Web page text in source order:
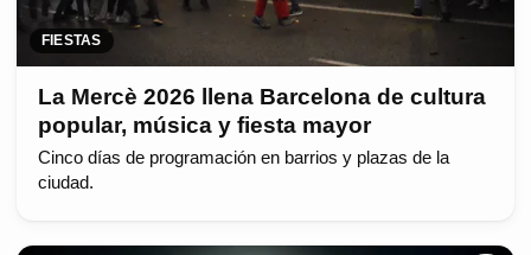
FIESTAS
La Mercè 2026 llena Barcelona de cultura
popular, música y fiesta mayor
Cinco días de programación en barrios y plazas de la
ciudad.